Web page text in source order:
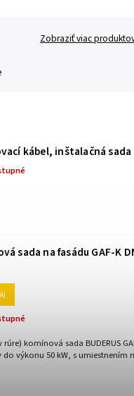
Zobraziť viac
kábel, inštalačná sada
sada na fasádu GAF-K
komínová sada BUDERUS
výkonu 50 kW, s umiestnením